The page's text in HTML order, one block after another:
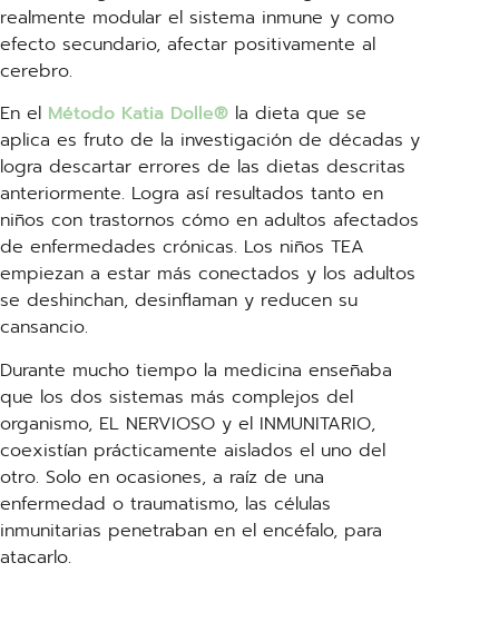
realmente modular el sistema inmune y como
efecto secundario, afectar positivamente al
cerebro.
En el Método Katia Dolle® la dieta que se
aplica es fruto de la investigación de décadas y
logra descartar errores de las dietas descritas
anteriormente. Logra así resultados tanto en
niños con trastornos cómo en adultos afectados
de enfermedades crónicas. Los niños TEA
empiezan a estar más conectados y los adultos
se deshinchan, desinflaman y reducen su
cansancio.
Durante mucho tiempo la medicina enseñaba
que los dos sistemas más complejos del
organismo, EL NERVIOSO y el INMUNITARIO,
coexistían prácticamente aislados el uno del
otro. Solo en ocasiones, a raíz de una
enfermedad o traumatismo, las células
inmunitarias penetraban en el encéfalo, para
atacarlo.